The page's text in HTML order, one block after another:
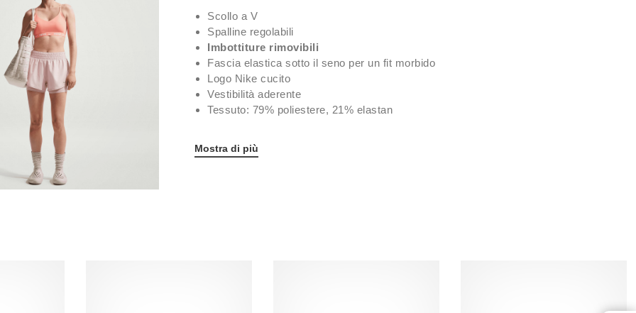
Scollo a V
Spalline regolabili
Imbottiture rimovibili
Fascia elastica sotto il seno per un fit morbido
Logo Nike cucito
Vestibilità aderente
Tessuto: 79% poliestere, 21% elastan
Mostra di più